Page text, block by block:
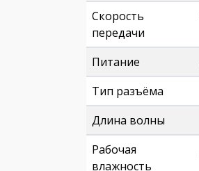
Скорость
передачи
Питание
Тип разъёма
Длина волны
Рабочая
влажность